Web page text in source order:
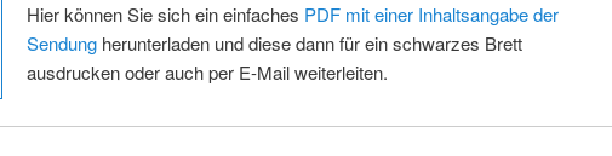
Hier können Sie sich ein einfaches PDF mit einer Inhaltsangabe der
Sendungherunterladen und diese dann für ein schwarzes Brett
ausdrucken oder auch per E-Mail weiterleiten.